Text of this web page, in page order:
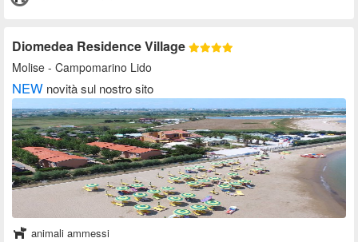
Diomedea Residence Village
Molise - Campomarino Lido
NEW novità sul nostro sito
animali ammessi